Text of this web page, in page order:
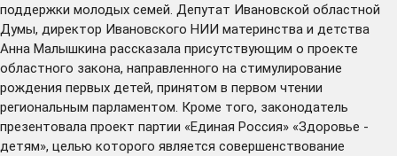
поддержки молодых семей. Депутат Ивановской областной
Думы, директор Ивановского НИИ материнства и детства
Анна Малышкина рассказала присутствующим о проекте
областного закона, направленного на стимулирование
рождения первых детей, принятом в первом чтении
региональным парламентом. Кроме того, законодатель
презентовала проект партии «Единая Россия» «Здоровье -
детям», целью которого является совершенствование